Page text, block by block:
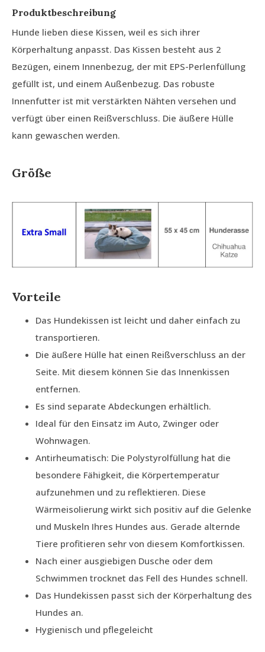
Produktbeschreibung
Hunde lieben diese Kissen, weil es sich ihrer
Körperhaltung anpasst. Das Kissen besteht aus 2
Bezügen, einem Innenbezug, der mit EPS-Perlenfüllung
gefüllt ist, und einem Außenbezug. Das robuste
Innenfutter ist mit verstärkten Nähten versehen und
verfügt über einen Reißverschluss. Die äußere Hülle
kann gewaschen werden.
Größe
Vorteile
Das Hundekissen ist leicht und daher einfach zu
transportieren.
Die äußere Hülle hat einen Reißverschluss an der
Seite. Mit diesem können Sie das Innenkissen
entfernen.
Es sind separate Abdeckungen erhältlich.
Ideal für den Einsatz im Auto, Zwinger oder
Wohnwagen.
Antirheumatisch: Die Polystyrolfüllung hat die
besondere Fähigkeit, die Körpertemperatur
aufzunehmen und zu reflektieren. Diese
Wärmeisolierung wirkt sich positiv auf die Gelenke
und Muskeln Ihres Hundes aus. Gerade alternde
Tiere profitieren sehr von diesem Komfortkissen.
Nach einer ausgiebigen Dusche oder dem
Schwimmen trocknet das Fell des Hundes schnell.
Das Hundekissen passt sich der Körperhaltung des
Hundes an.
Hygienisch und pflegeleicht